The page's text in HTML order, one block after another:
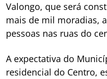
Valongo, que será
mais de mil moradias,
pessoas nas ruas do
A expectativa do
residencial do Centro,